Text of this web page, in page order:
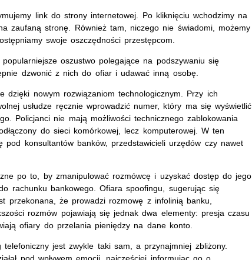
link do strony internetowej. Po kliknięciu wchodzimy na
zaufaną stronę. Również tam, niczego nie świadomi, możemy
swoje oszczędności przestępcom.
oszustwo polegające na podszywaniu się
dzwonić z nich do ofiar i udawać inną osobę.
dzięki nowym rozwiązaniom technologicznym. Przy ich
usłudze ręcznie wprowadzić numer, który ma się wyświetlić
Policjanci nie mają możliwości technicznego zablokowania
do sieci komórkowej, lecz komputerowej. W ten
konsultantów banków, przedstawicieli urzędów czy nawet
po to, by zmanipulować rozmówcę i uzyskać dostęp do jego
rachunku bankowego. Ofiara spoofingu, sugerując się
przekonana, że prowadzi rozmowę z infolinią banku,
rozmów pojawiają się jednak dwa elementy: presja czasu
ofiary do przelania pieniędzy na dane konto.
jest zwykle taki sam, a przynajmniej zbliżony.